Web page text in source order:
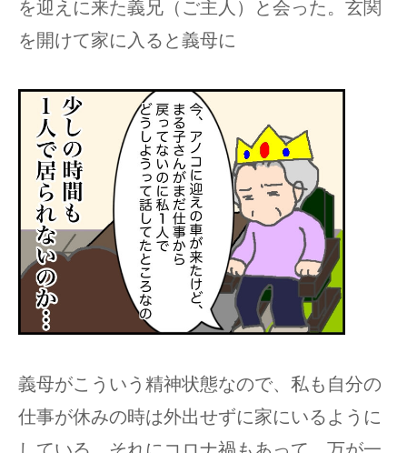
を迎えに来た義兄（ご主人）と会った。玄関
を開けて家に入ると義母に
義母がこういう精神状態なので、私も自分の
仕事が休みの時は外出せずに家にいるように